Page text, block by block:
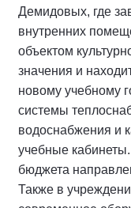
Демидовых, где
внутренних
объектом
значения и
новому учебному
системы
водоснабжения и
учебные
бюджета
Также в